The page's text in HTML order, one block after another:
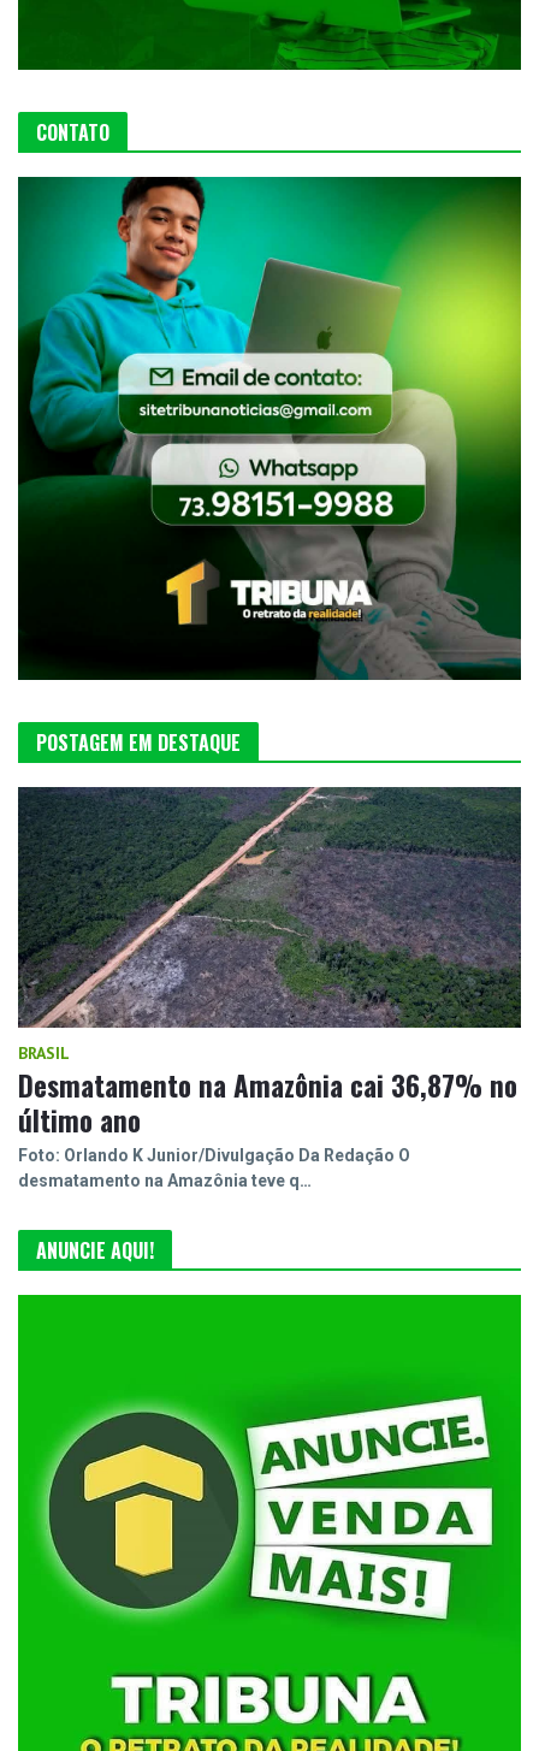
CONTATO
POSTAGEM EM DESTAQUE
BRASIL
Desmatamento na Amazônia cai 36,87% no
último ano
Foto: Orlando K Junior/Divulgação Da Redação O
desmatamento na Amazônia teve q…
ANUNCIE AQUI!